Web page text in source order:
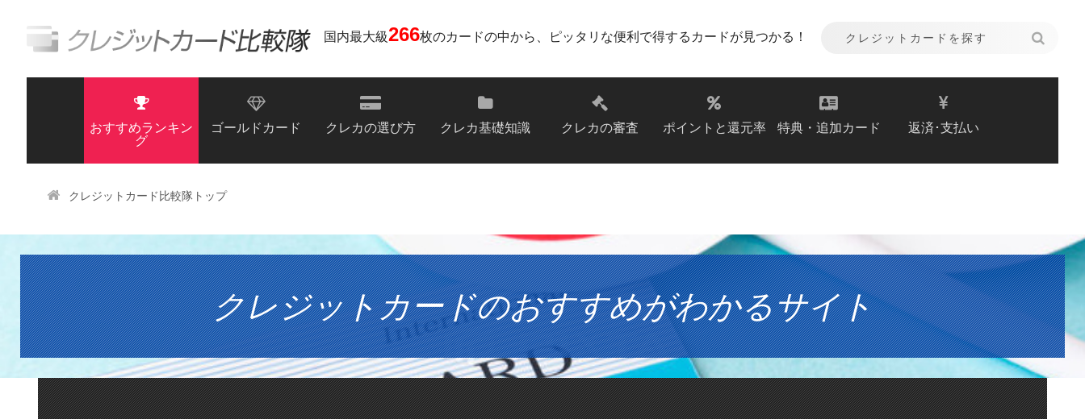
国内最大級266枚のカードの中から、ピッタリな便利で得するカードが見つかる！
おすすめランキン
グ
ゴールドカード クレカの選び方 クレカ基礎知識 クレカの審査 ポイントと還元率 特典・追加カード 返済･支払い
クレジットカード比較隊トップ
クレジットカードのおすすめがわかるサイト